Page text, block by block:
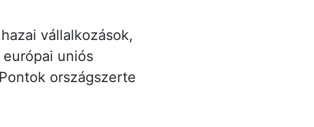
vállalkozások,
uniós
országszerte